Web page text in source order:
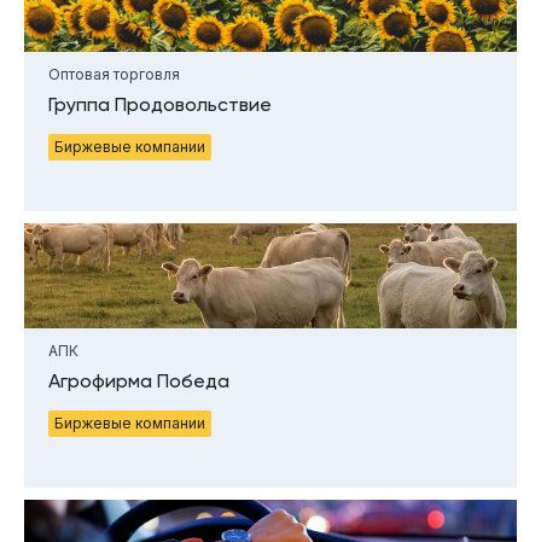
Оптовая торговля
Группа Продовольствие
Биржевые компании
АПК
Агрофирма Победа
Биржевые компании